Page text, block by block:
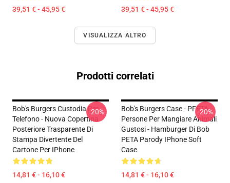
39,51 € - 45,95 € 39,51 € - 45,95 €
VISUALIZZA ALTRO
Prodotti correlati
Bob's Burgers Custodia Per
Telefono - Nuova Copertina
Posteriore Trasparente Di
Stampa Divertente Del
Cartone Per IPhone
14,81 € - 16,10 €
-20%
Bob's Burgers Case - PFETA -
Persone Per Mangiare Animali
Gustosi - Hamburger Di Bob
PETA Parody IPhone Soft
Case
14,81 € - 16,10 €
-20%